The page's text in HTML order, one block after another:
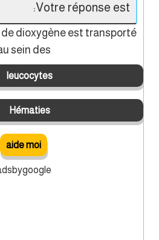
Votre réponse est:
dioxygène est transporté
sein des
leucocytes
Hématies
aide moi